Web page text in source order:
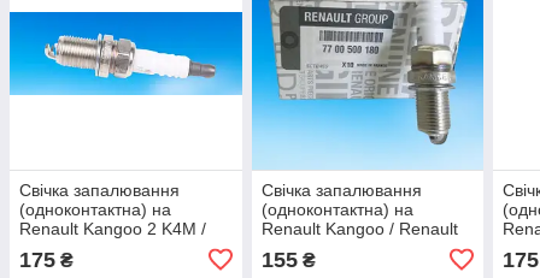
Свічка запалювання
(одноконтактна) на
Renault Kangoo 2 K4M /
7700500155
175 ₴
Свічка запалювання
(одноконтактна) на
Renault Kangoo / Renault
155₴ 175